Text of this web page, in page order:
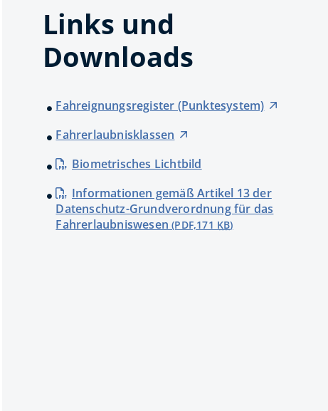
Links und
Downloads
Fahreignungsregister (Punktesystem)
Fahrerlaubnisklassen
Biometrisches Lichtbild
Informationen gemäß Artikel 13 der
Datenschutz-Grundverordnung für das
Fahrerlaubniswesen (PDF,171 KB)